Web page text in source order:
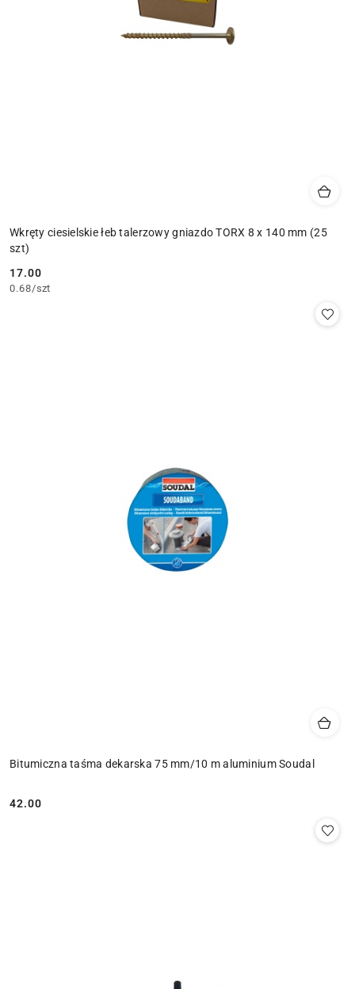
Wkręty ciesielskie łeb talerzowy gniazdo TORX 8 x 140 mm (25
szt)
Cena:
17.00
0.68/szt
Bitumiczna taśma dekarska 75 mm/10 m aluminium Soudal
Cena:
42.00